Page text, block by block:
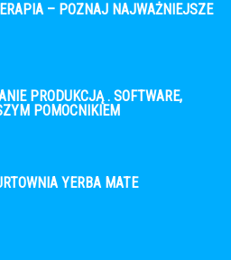
– POZNAJ NAJWAŻNIEJSZE
PRODUKCJĄ . SOFTWARE,
POMOCNIKIEM
YERBA MATE